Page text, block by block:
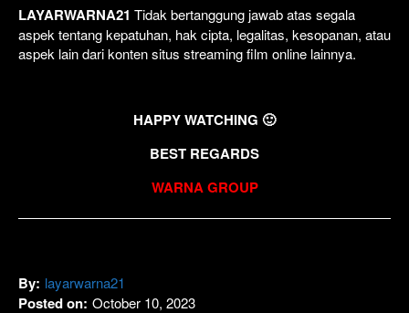
LAYARWARNA21 Tidak bertanggung jawab atas segala
aspek tentang kepatuhan, hak cipta, legalitas, kesopanan, atau
aspek lain dari konten situs streaming film online lainnya.
HAPPY WATCHING 🙂
BEST REGARDS
WARNA GROUP
By: layarwarna21
Posted on: October 10, 2023